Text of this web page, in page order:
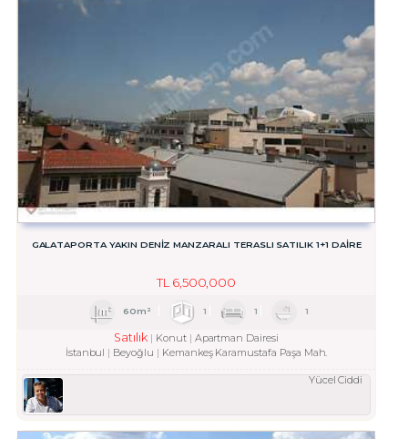
GALATAPORTA YAKIN DENİZ MANZARALI TERASLI SATILIK 1+1 DAİRE
TL 6,500,000
60m² 1 1 1
Satılık Konut
Apartman Dairesi
İstanbul
Beyoğlu Kemankeş Karamustafa Paşa Mah.
Yücel Ciddi